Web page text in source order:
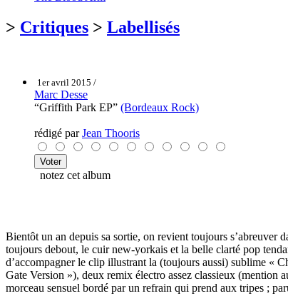
> Critiques > Labellisés
1er avril 2015 /
Marc Desse
“Griffith Park EP” (Bordeaux Rock)
rédigé parJean Thooris
notez cet album
Bientôt un an depuis sa sortie, on revient toujours s’abreuver
toujours debout, le cuir new-yorkais et la belle clarté pop
d’accompagner le clip illustrant la (toujours aussi) sublime «
Gate Version »), deux remix électro assez classieux
morceau sensuel bordé par un refrain qui prend aux tripes ;